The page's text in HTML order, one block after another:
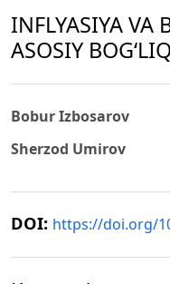
INFLYASIYA VA
ASOSIY
Bobur Izbosarov
Sherzod Umirov
DOI: https://doi.org/